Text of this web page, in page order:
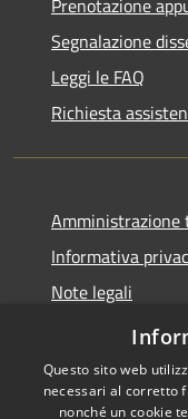
Segnalazione
Leggi le FAQ
Richiesta
Amministrazione
Informativa
Note legali
Dichiarazione di
Questo sito web
necessari al corretto
nonché un cookie